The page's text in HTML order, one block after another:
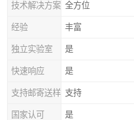
技术解决方案 全方位
经验 丰富
独立实验室 是
快速响应 是
支持邮寄送样 支持
国家认可 是